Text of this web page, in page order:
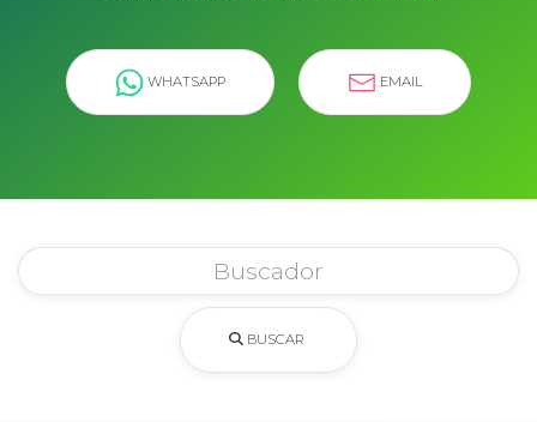
WHATSAPP EMAIL
BUSCAR